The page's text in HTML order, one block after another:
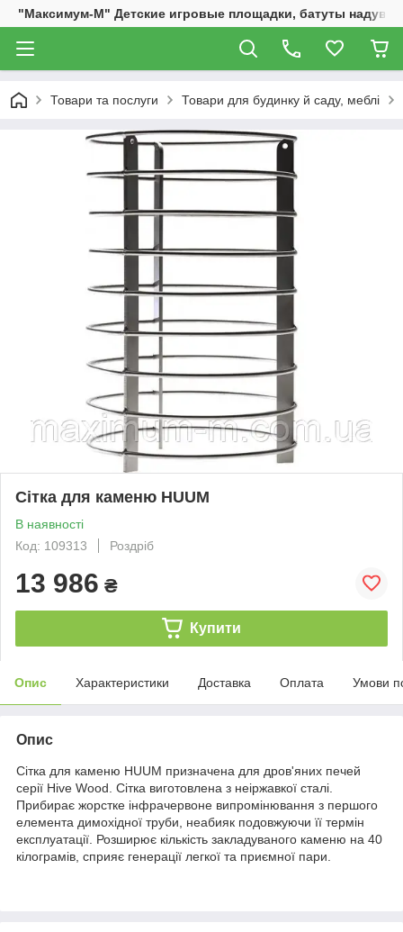
"Максимум-М" Детские игровые площадки, батуты
Товари та послуги Товари для будинку й саду, меблі
Сітка для каменю HUUM
В наявності
Код: 109313
Роздріб
13 986 ₴
Купити
Опис Характеристики Доставка Оплата Умови
Опис
Сітка для каменю HUUM призначена для дров'яних печей
серії Hive Wood. Сітка виготовлена з неіржавкої сталі.
Прибирає жорстке інфрачервоне випромінювання з першого
елемента димохідної труби, неабияк подовжуючи її термін
експлуатації. Розширює кількість закладуваного каменю на 40
кілограмів, сприяє генерації легкої та приємної пари.